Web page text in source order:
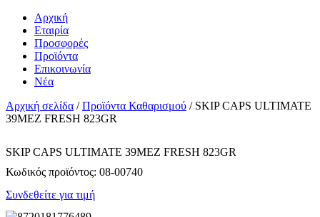
Αρχική
Εταιρία
Προσφορές
Προϊόντα
Επικοινωνία
Νέα
Αρχική σελίδα /Προϊόντα Καθαρισμού / SKIP CAPS ULTIMATΕ
39MEZ FRESH 823GR
SKIP CAPS ULTIMATΕ 39MEZ FRESH 823GR
Κωδικός προϊόντος: 08-00740
Συνδεθείτε για τιμή